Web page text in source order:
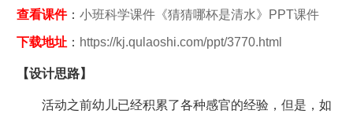
查看课件： 小班科学课件《猜猜哪杯是清水》PPT课件
下载地址： https://kj.qulaoshi.com/ppt/3770.html
【设计思路】
活动之前幼儿已经积累了各种感官的经验，但是，如